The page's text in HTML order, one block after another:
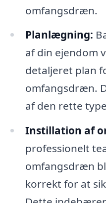
omfangsdræn.
Planlægning:
af din ejendom
detaljeret plan
omfangsdræn.
af den rette
Instillation af
professionelt
omfangsdræn
korrekt for at